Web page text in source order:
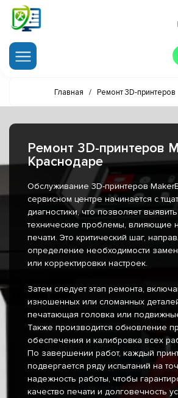
Главная / Ремонт 3D-принтеров
Ремонт 3D-принтеров
Краснодаре
Обслуживание 3D-принтеров
сервисном центре начинается с
диагностики, что позволяет
технические проблемы, влияющие
печати. Это критический шаг,
определение необходимости
или корректировки настроек.
Затем следует этап ремонта,
изношенных или сломанных
печатающая головка или
Также производится обновление
обеспечения и калибровка всех
По завершении работ, каждый
подвергается ряду испытаний на
надежность работы, чтобы
качество печати и долговечность